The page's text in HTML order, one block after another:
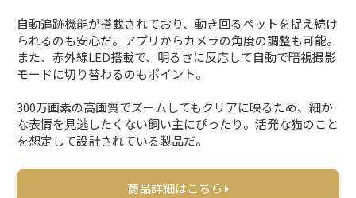
自動追跡機能が搭載されており、動き回るペットを捉え続け
られるのも安心だ。アプリからカメラの角度の調整も可能。
また、赤外線LED搭載で、明るさに反応して自動で暗視撮影
モードに切り替わるのもポイント。
300万画素の高画質でズームしてもクリアに映るため、細か
な表情を見逃したくない飼い主にぴったり。活発な猫のこと
を想定して設計されている製品だ。
商品詳細はこちら